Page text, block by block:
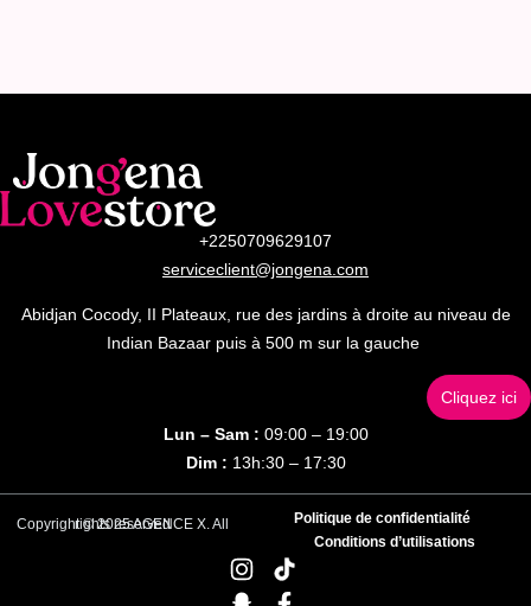
+2250709629107
serviceclient@jongena.com
Abidjan Cocody, II Plateaux, rue des jardins à droite au niveau de
Indian Bazaar puis à 500 m sur la gauche
Cliquez ici
Lun – Sam : 09:00 – 19:00
Dim : 13h:30 – 17:30
Copyright © 2025 AGENCE X. All rights reserved
Politique de confidentialité
Conditions d’utilisations